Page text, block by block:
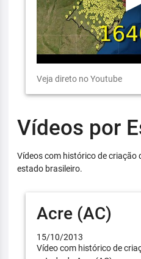
Veja direto no Youtube
Vídeos por
Vídeos com histórico de criação
estado brasileiro.
Acre (AC)
15/10/2013
Vídeo com histórico de